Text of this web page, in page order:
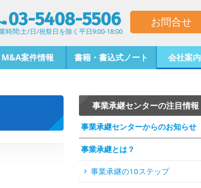
03-5408-5506
時間:土/日/祝祭日を除く平日9:00-18:00
お問合せ
M&A案件情報 書籍・書込式ノート 会社案内
事業承継センターの注目情報
事業承継センターからのお知らせ
事業承継とは？
事業承継の10ステップ